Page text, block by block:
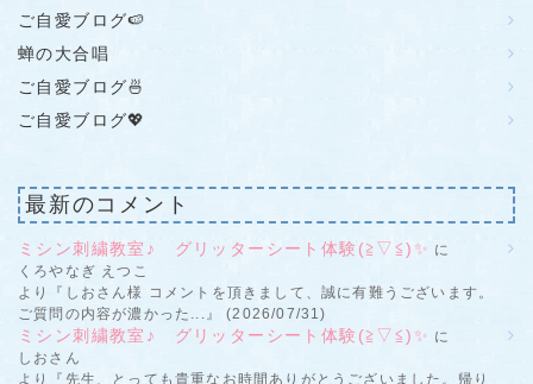
ご自愛ブログ🍉
蝉の大合唱
ご自愛ブログ🍜
ご自愛ブログ💖
最新のコメント
ミシン刺繍教室♪ グリッターシート体験(≧▽≦)✨ に
くろやなぎ えつこ
より『しおさん様 コメントを頂きまして、誠に有難うございます。
ご質問の内容が濃かった...』 (2026/07/31)
ミシン刺繍教室♪ グリッターシート体験(≧▽≦)✨ に
しおさん
より『先生、とっても貴重なお時間ありがとうございました。帰り